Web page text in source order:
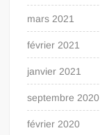
mars 2021
février 2021
janvier 2021
septembre 2020
février 2020